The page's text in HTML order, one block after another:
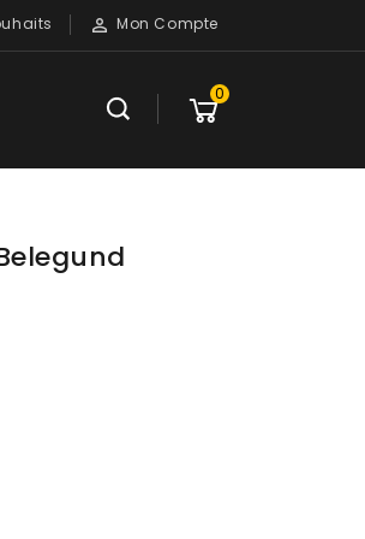
 Mon Compte
0